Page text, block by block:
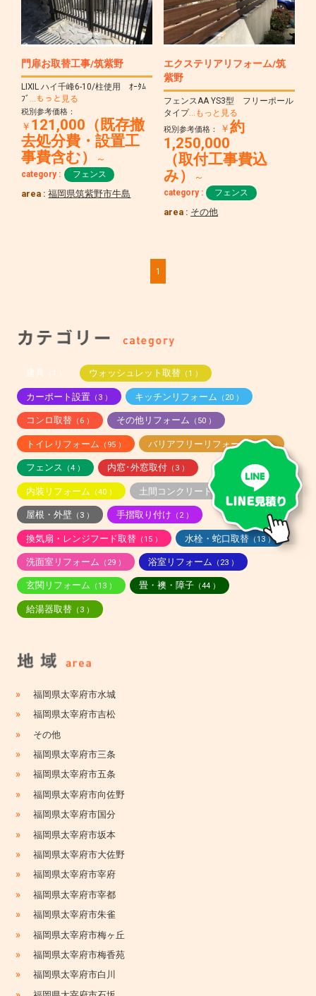
門扉お取替工事/筑紫野
LIXIL ハイ千峰6-10/柱使用 ｵｰﾀﾑ
ﾌﾞ …もっと見る
税別参考価格：
￥ 121,000（既存撤
去処分費・設置工
事費含む）
～
category : フェンス
area :福岡県筑紫野市牛島
エクステリアリフォーム/筑
紫野
フェンスAA YS3型 フリーポール
タイプ…もっと見る
税別参考価格： ￥約
1,250,000
（取付工事費込
み）
～
category : フェンス
area : その他
1
建具 （1 ） ウォッシュレット取替（1 ）
カーポート設置（3 ） キッチンリフォーム （20 ）
コンロ取替（6 ） その他リフォーム （50 ）
トイレリフォーム （95 ） バリアフリーリフォーム（12 ）
フェンス （4 ） 内窓･外窓取付（3 ）
内装リフォーム （40 ） 土間コンクリート打ち
屋根・外壁（3 ） 手摺取り付け （2 ）
換気扇・レンジフード取替（15 ） 水栓・蛇口取替（13 ）
洗面室リフォーム （29 ） 浴室リフォーム （23 ）
玄関リフォーム （13 ） 畳・襖・障子（44 ）
給湯器取替（3 ）
» 福岡県太宰府市水城
» 福岡県太宰府市吉松
» その他
» 福岡県太宰府市三条
» 福岡県太宰府市五条
» 福岡県太宰府市向佐野
» 福岡県太宰府市国分
» 福岡県太宰府市坂本
» 福岡県太宰府市大佐野
» 福岡県太宰府市宰府
» 福岡県太宰府市宰都
» 福岡県太宰府市朱雀
» 福岡県太宰府市梅ヶ丘
» 福岡県太宰府市梅香苑
» 福岡県太宰府市白川